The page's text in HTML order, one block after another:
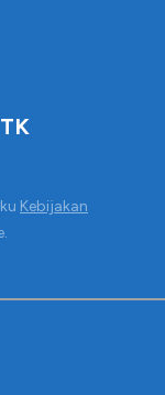
Kebijakan